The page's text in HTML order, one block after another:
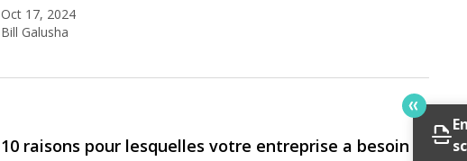
Oct 17, 2024
Bill Galusha
10 raisons pour lesquelles votre entreprise a besoin
scan